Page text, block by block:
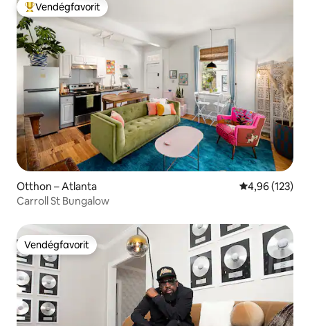
Kiemelt vendégfavorit
Vendégfavorit
Otthon – Atlanta Átlagos
4,96 (123)
Carroll St Bungalow
Vendégfavorit
Vendégfavorit